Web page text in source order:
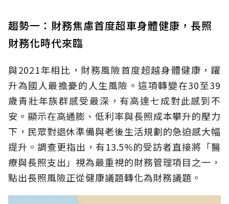
趨勢一：財務焦慮首度超車身體健康，長照
財務化時代來臨
與2021年相比，財務風險首度超越身體健康，躍
升為國人最擔憂的人生風險。這項轉變在30至39
歲青壯年族群感受最深，有高達七成對此感到不
安。顯示在高通膨、低利率與長照成本攀升的壓力
下，民眾對退休準備與老後生活規劃的急迫感大幅
提升。調查更指出，有13.5%的受訪者直接將「醫
療與長照支出」視為最重視的財務管理項目之一，
點出長照風險正從健康議題轉化為財務議題。